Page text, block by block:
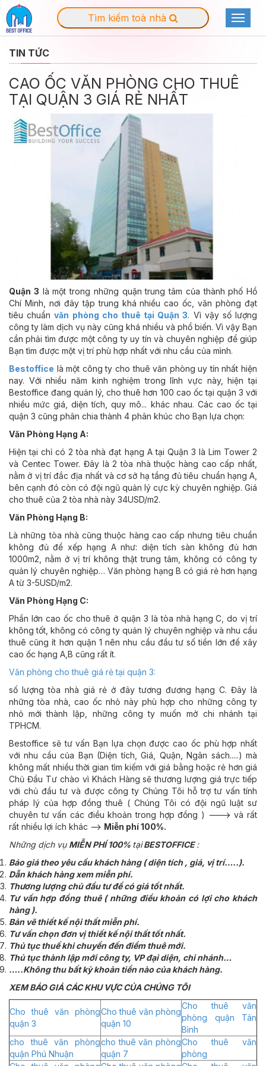
Tìm kiếm toà nhà
Toggle
TIN TỨC
CAO ỐC VĂN PHÒNG CHO THUÊ
TẠI QUẬN 3 GIÁ RẺ NHẤT
Quận 3 là một trong những quận trung tâm của thành phố Hồ
Chí Minh, nơi đây tập trung khá nhiều cao ốc, văn phòng đạt
tiêu chuẩnvăn phòng cho thuê tại Quận 3. Vì vậy số lượng
công ty làm dịch vụ này cũng khá nhiều và phổ biến. Vì vậy Bạn
cần phải tìm được một công ty uy tín và chuyên nghiệp để giúp
Bạn tìm được một vị trí phù hợp nhất với nhu cầu của mình.
Bestoffice là một công ty cho thuê văn phòng uy tín nhất hiện
nay. Với nhiều năm kinh nghiệm trong lĩnh vực này, hiện tại
Bestoffice đang quản lý, cho thuê hơn 100 cao ốc tại quận 3 với
nhiều mức giá, diện tích, quy mô... khác nhau. Các cao ốc tại
quận 3 cũng phân chia thành 4 phân khúc cho Bạn lựa chọn:
Văn Phòng Hạng A:
Hiện tại chỉ có 2 tòa nhà đạt hạng A tại Quận 3 là Lim Tower 2
và Centec Tower. Đây là 2 tòa nhà thuộc hàng cao cấp nhất,
nằm ở vị trí đắc địa nhất và cơ sở hạ tầng đủ tiêu chuẩn hạng A,
bên cạnh đó còn có đội ngũ quản lý cực kỳ chuyên nghiệp. Giá
cho thuê của 2 tòa nhà này 34USD/m2.
Văn Phòng Hạng B:
Là những tòa nhà cũng thuộc hàng cao cấp nhưng tiêu chuẩn
không đủ để xếp hạng A như: diện tích sàn không đủ hơn
1000m2, nằm ở vị trí không thật trung tâm, không có công ty
quản lý chuyên nghiệp… Văn phòng hạng B có giá rẻ hơn hạng
A từ 3-5USD/m2.
Văn Phòng Hạng C:
Phần lớn cao ốc cho thuê ở quận 3 là tòa nhà hạng C, do vị trí
không tốt, không có công ty quản lý chuyên nghiệp và nhu cầu
thuê cũng ít hơn quận 1 nên nhu cầu đầu tư số tiền lớn để xây
cao ốc hạng A,B cũng rất ít.
Văn phòng cho thuê giá rẻ tại quận 3:
số lượng tòa nhà giá rẻ ở đây tương đương hạng C. Đây là
những tòa nhà, cao ốc nhỏ này phù hợp cho những công ty
nhỏ mới thành lập, những công ty muốn mở chi nhánh tại
TPHCM.
Bestoffice sẽ tư vấn Bạn lựa chọn được cao ốc phù hợp nhất
với nhu cầu của Bạn (Diện tích, Giá, Quận, Ngân sách.....) mà
không mất nhiều thời gian tìm kiếm với giá bằng hoặc rẻ hơn giá
Chủ Đầu Tư chào vì Khách Hàng sẽ thương lượng giá trực tiếp
với chủ đầu tư và được công ty Chúng Tôi hỗ trợ tư vấn tính
pháp lý của hợp đồng thuê ( Chúng Tôi có đội ngũ luật sư
chuyên tư vấn các điều khoản trong hợp đồng ) ---> và rất
rất nhiều lợi ích khác --> Miễn phí 100%.
Những dịch vụ MIỄN PHÍ 100% tạiBESTOFFICE:
Báo giá theo yêu cầu khách hàng ( diện tích , giá, vị trí…..).
Dẫn khách hàng xem miễn phí.
Thương lượng chủ đầu tư để có giá tốt nhất.
Tư vấn hợp đồng thuê ( những điều khoản có lợi cho khách
hàng ).
Bản vẽ thiết kế nội thất miễn phí.
Tư vấn chọn đơn vị thiết kế nội thất tốt nhất.
Thủ tục thuế khi chuyển đến điểm thuê mới.
Thủ tục thành lập mới công ty, VP đại diện, chi nhánh…
…..Không thu bất kỳ khoản tiền nào của khách hàng.
XEM BÁO GIÁ CÁC KHU VỰC CỦA CHÚNG TÔI
Cho thuê văn phòng
quận 3
Cho thuê văn phòng
quận 10
Cho thuê văn
phòng quận Tân
Bình
cho thuê văn phòng
quận Phú Nhuận
cho thuê văn phòng
quận 7
Cho thuê văn
phòng